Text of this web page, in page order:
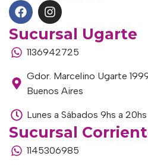
Sucursal Ugarte
1136942725
Gdor. Marcelino Ugarte
Buenos Aires
Lunes a Sábados 9hs a 20hs
Sucursal
1145306985